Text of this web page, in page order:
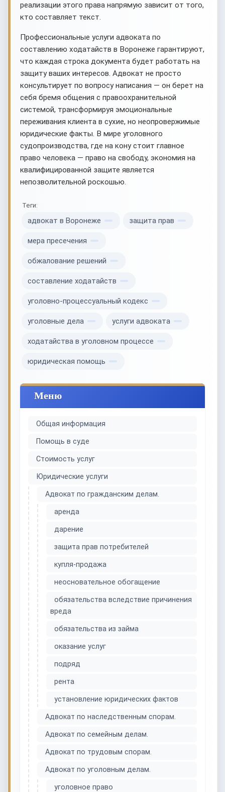
реализации этого права напрямую зависит от того,
кто составляет текст.
Профессиональные услуги адвоката по
составлению ходатайств в Воронеже гарантируют,
что каждая строка документа будет работать на
защиту ваших интересов. Адвокат не просто
консультирует по вопросу написания — он берет на
себя бремя общения с правоохранительной
системой, трансформируя эмоциональные
переживания клиента в сухие, но неопровержимые
юридические факты. В мире уголовного
судопроизводства, где на кону стоит главное
право человека — право на свободу, экономия на
квалифицированной защите является
непозволительной роскошью.
Теги:
адвокат в Воронеже защита прав
мера пресечения
обжалование решений
составление ходатайств
уголовно-процессуальный кодекс
уголовные дела услуги адвоката
ходатайства в уголовном процессе
юридическая помощь
Меню
Общая информация
Помощь в суде
Стоимость услуг
Юридические услуги
Адвокат по гражданским делам.
аренда
дарение
защита прав потребителей
купля-продажа
неосновательное обогащение
обязательства вследствие причинения
вреда
обязательства из займа
оказание услуг
подряд
рента
установление юридических фактов
Адвокат по наследственным спорам.
Адвокат по семейным делам.
Адвокат по трудовым спорам.
Адвокат по уголовным делам.
уголовное право